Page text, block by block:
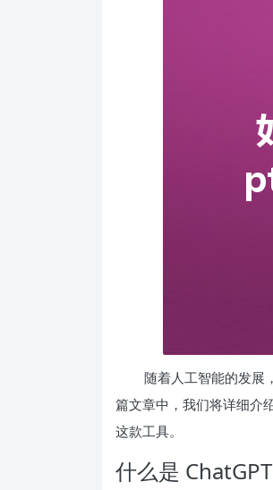
随着人工智能的发展
篇文章中，我们将详细介
这款工具。
什么是